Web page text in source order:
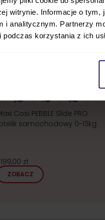
witrynie. Informacje o tym,
i analitycznym. Partnerzy
podczas korzystania z ich
Cosi PEBBLE Slide PRO
samochodowy 0-13kg
199,00 zł
ZOBACZ